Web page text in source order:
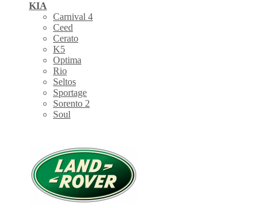
KIA
Carnival 4
Ceed
Cerato
K5
Optima
Rio
Seltos
Sportage
Sorento 2
Soul